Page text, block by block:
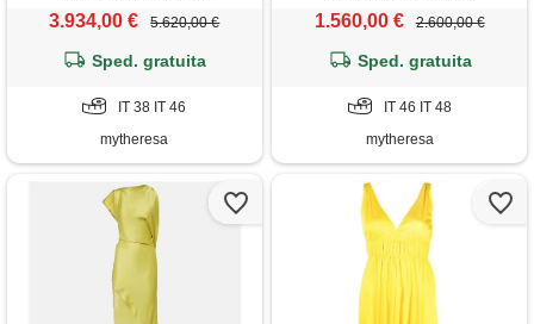
3.934,00 € 5.620,00 €
Sped. gratuita
IT 38 IT 46
mytheresa
1.560,00 € 2.600,00 €
Sped. gratuita
IT 46 IT 48
mytheresa